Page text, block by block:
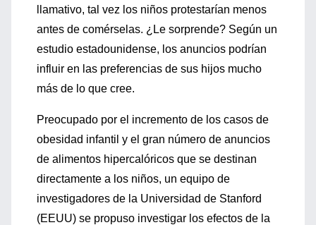
llamativo, tal vez los niños protestarían menos
antes de comérselas. ¿Le sorprende? Según un
estudio estadounidense, los anuncios podrían
influir en las preferencias de sus hijos mucho
más de lo que cree.
Preocupado por el incremento de los casos de
obesidad infantil y el gran número de anuncios
de alimentos hipercalóricos que se destinan
directamente a los niños, un equipo de
investigadores de la Universidad de Stanford
(EEUU) se propuso investigar los efectos de la